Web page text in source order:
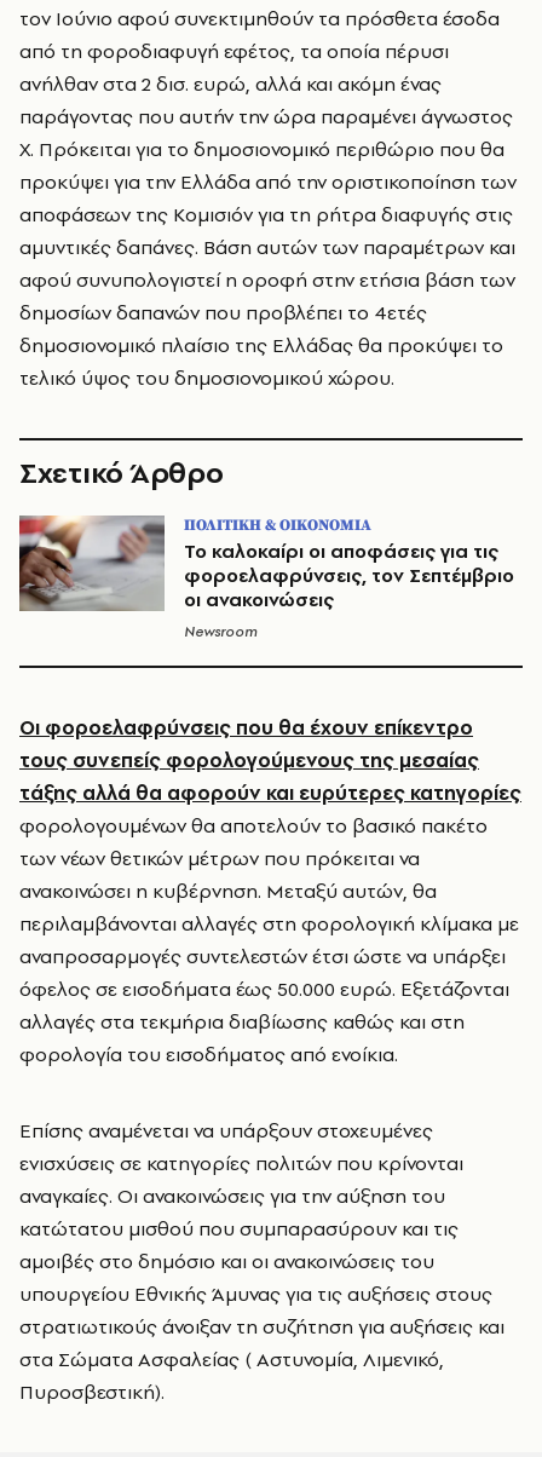
τον Ιούνιο αφού συνεκτιμηθούν τα πρόσθετα έσοδα
από τη φοροδιαφυγή εφέτος, τα οποία πέρυσι
ανήλθαν στα 2 δισ. ευρώ, αλλά και ακόμη ένας
παράγοντας που αυτήν την ώρα παραμένει άγνωστος
Χ. Πρόκειται για το δημοσιονομικό περιθώριο που θα
προκύψει για την Ελλάδα από την οριστικοποίηση των
αποφάσεων της Κομισιόν για τη ρήτρα διαφυγής στις
αμυντικές δαπάνες. Βάση αυτών των παραμέτρων και
αφού συνυπολογιστεί η οροφή στην ετήσια βάση των
δημοσίων δαπανών που προβλέπει το 4ετές
δημοσιονομικό πλαίσιο της Ελλάδας θα προκύψει το
τελικό ύψος του δημοσιονομικού χώρου.
Σχετικό Άρθρο
ΠΟΛΙΤΙΚΗ & ΟΙΚΟΝΟΜΙΑ
Το καλοκαίρι οι αποφάσεις για τις
φοροελαφρύνσεις, τον Σεπτέμβριο
οι ανακοινώσεις
Newsroom
Οι φοροελαφρύνσεις που θα έχουν επίκεντρο
τους συνεπείς φορολογούμενους της μεσαίας
τάξης αλλά θα αφορούν και ευρύτερες κατηγορίες
φορολογουμένων θα αποτελούν το βασικό πακέτο
των νέων θετικών μέτρων που πρόκειται να
ανακοινώσει η κυβέρνηση. Μεταξύ αυτών, θα
περιλαμβάνονται αλλαγές στη φορολογική κλίμακα με
αναπροσαρμογές συντελεστών έτσι ώστε να υπάρξει
όφελος σε εισοδήματα έως 50.000 ευρώ. Εξετάζονται
αλλαγές στα τεκμήρια διαβίωσης καθώς και στη
φορολογία του εισοδήματος από ενοίκια.
Επίσης αναμένεται να υπάρξουν στοχευμένες
ενισχύσεις σε κατηγορίες πολιτών που κρίνονται
αναγκαίες. Οι ανακοινώσεις για την αύξηση του
κατώτατου μισθού που συμπαρασύρουν και τις
αμοιβές στο δημόσιο και οι ανακοινώσεις του
υπουργείου Εθνικής Άμυνας για τις αυξήσεις στους
στρατιωτικούς άνοιξαν τη συζήτηση για αυξήσεις και
στα Σώματα Ασφαλείας ( Αστυνομία, Λιμενικό,
Πυροσβεστική).